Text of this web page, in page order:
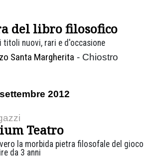
del libro filosofico
titoli nuovi, rari e d'occasione
Santa Margherita - Chiostro
2012
Teatro
la morbida pietra filosofale del gioco
da 3 anni